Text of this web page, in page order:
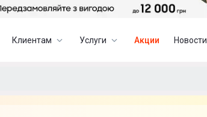
Клиентам Услуги Акции Новости